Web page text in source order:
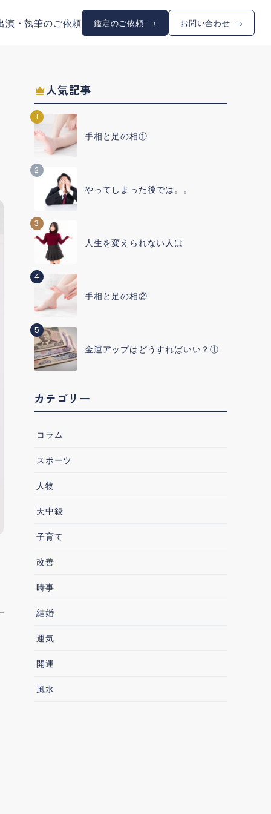
演・執筆のご依頼 鑑定のご依頼 お問い合わせ
人気記事
1
手相と足の相①
2
やってしまった後では。。
3
人生を変えられない人は
4
手相と足の相②
5
金運アップはどうすればいい？①
カテゴリー
コラム
スポーツ
人物
天中殺
子育て
改善
時事
結婚
運気
開運
風水